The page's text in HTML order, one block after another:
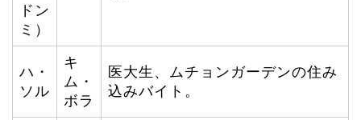
ドン
ミ）
ハ・
ソル
キ
ム・
ボラ
医大生、ムチョンガーデンの住み
込みバイト。